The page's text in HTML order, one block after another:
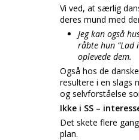
Vi ved, at særlig
deres mund med
Jeg kan også
råbte hun ”Lad
oplevede dem.
Også hos de
resultere i en slags
og selvforståelse
Ikke i SS –
Det skete flere
plan.